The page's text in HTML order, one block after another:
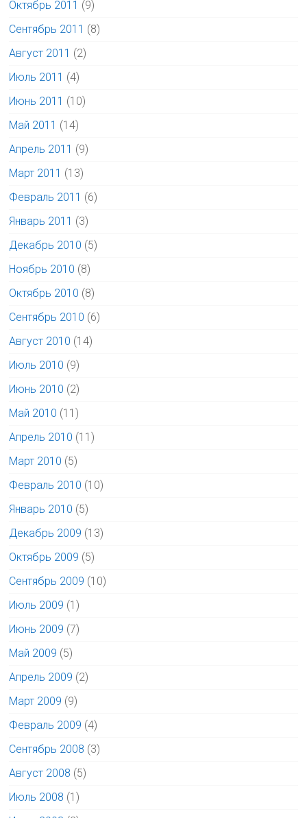
Октябрь 2011 (9)
Сентябрь 2011 (8)
Август 2011 (2)
Июль 2011 (4)
Июнь 2011 (10)
Май 2011 (14)
Апрель 2011 (9)
Март 2011 (13)
Февраль 2011 (6)
Январь 2011 (3)
Декабрь 2010 (5)
Ноябрь 2010 (8)
Октябрь 2010 (8)
Сентябрь 2010 (6)
Август 2010 (14)
Июль 2010 (9)
Июнь 2010 (2)
Май 2010 (11)
Апрель 2010 (11)
Март 2010 (5)
Февраль 2010 (10)
Январь 2010 (5)
Декабрь 2009 (13)
Октябрь 2009 (5)
Сентябрь 2009 (10)
Июль 2009 (1)
Июнь 2009 (7)
Май 2009 (5)
Апрель 2009 (2)
Март 2009 (9)
Февраль 2009 (4)
Сентябрь 2008 (3)
Август 2008 (5)
Июль 2008 (1)